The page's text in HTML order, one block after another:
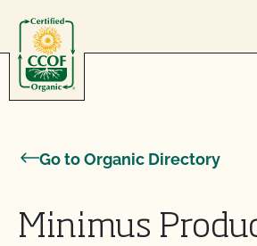
Go to Organic Directory
Minimus